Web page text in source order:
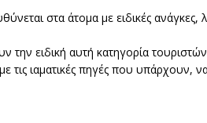
στα άτομα με ειδικές
ειδική αυτή κατηγορία
ιαματικές πηγές που υπάρχουν,